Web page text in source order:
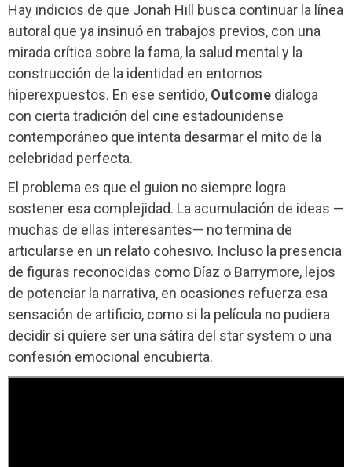
Hay indicios de que Jonah Hill busca continuar la línea
autoral que ya insinuó en trabajos previos, con una
mirada crítica sobre la fama, la salud mental y la
construcción de la identidad en entornos
hiperexpuestos. En ese sentido, Outcome dialoga
con cierta tradición del cine estadounidense
contemporáneo que intenta desarmar el mito de la
celebridad perfecta.
El problema es que el guion no siempre logra
sostener esa complejidad. La acumulación de ideas —
muchas de ellas interesantes— no termina de
articularse en un relato cohesivo. Incluso la presencia
de figuras reconocidas como Díaz o Barrymore, lejos
de potenciar la narrativa, en ocasiones refuerza esa
sensación de artificio, como si la película no pudiera
decidir si quiere ser una sátira del star system o una
confesión emocional encubierta.